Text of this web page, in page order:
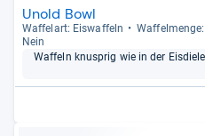
Unold Bowl
Waf­fel­art: Eis­waf­feln
Nein
Waf­feln knusp­rig wie in der Eis­diele